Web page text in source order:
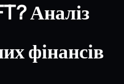
Аналіз
фінансів